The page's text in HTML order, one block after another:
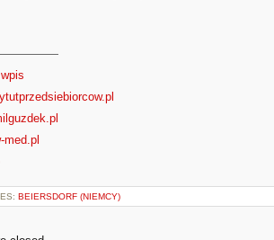
med.pl
BEIERSDORF (NIEMCY)